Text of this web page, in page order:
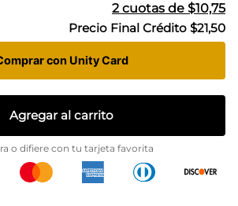
2cuotas de $10,75
Precio Final Crédito $21,50
con Unity Card
Agregar al carrito
o difiere con tu tarjeta favorita